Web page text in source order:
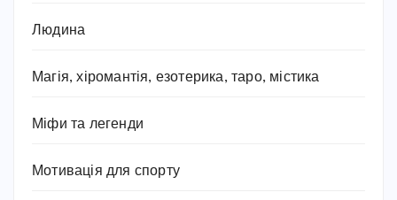
Людина
Магія, хіромантія, езотерика, таро, містика
Міфи та легенди
Мотивація для спорту